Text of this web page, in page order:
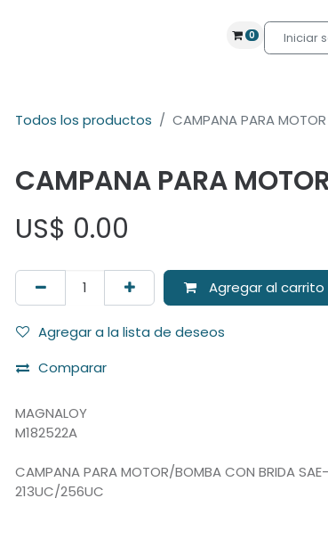
0 Iniciar
Todos los productos CAMPANA PARA MOTOR
CAMPANA PARA
US$ 0.00
Agregar al carrito
Agregar a la lista de deseos
Comparar
MAGNALOY
M182522A
CAMPANA PARA MOTOR/BOMBA CON BRIDA
213UC/256UC